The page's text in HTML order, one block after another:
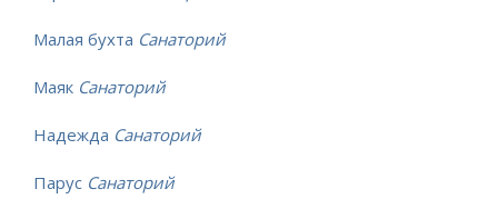
Малая бухта Санаторий
Маяк Санаторий
Надежда Санаторий
Парус Санаторий